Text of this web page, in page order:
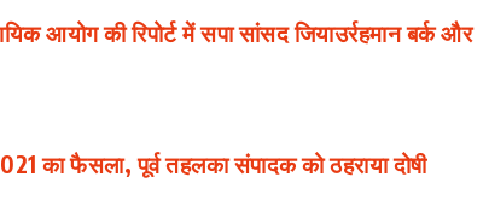
आयोग की रिपोर्ट में सपा सांसद जियाउर्रहमान बर्क और
का फैसला, पूर्व तहलका संपादक को ठहराया दोषी